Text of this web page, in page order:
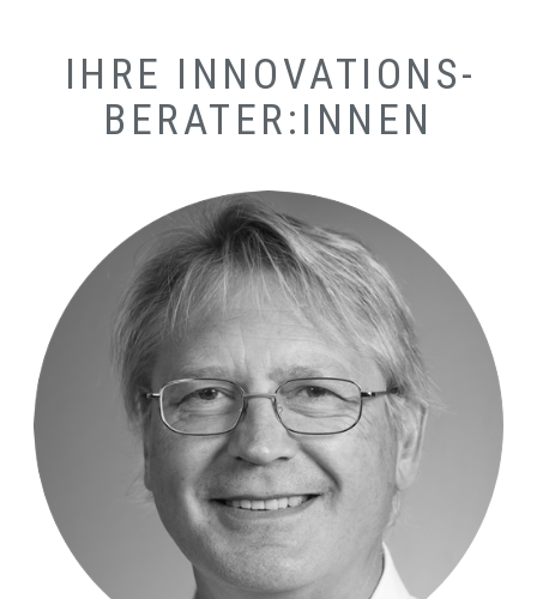
IHRE INNOVATIONS­
BERATER:INNEN